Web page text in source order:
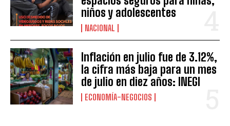
niños y adolescentes
NACIONAL
Inflación en julio fue de 3.12%,
la cifra más baja para un mes
de julio en diez años: INEGI
ECONOMÍA-NEGOCIOS